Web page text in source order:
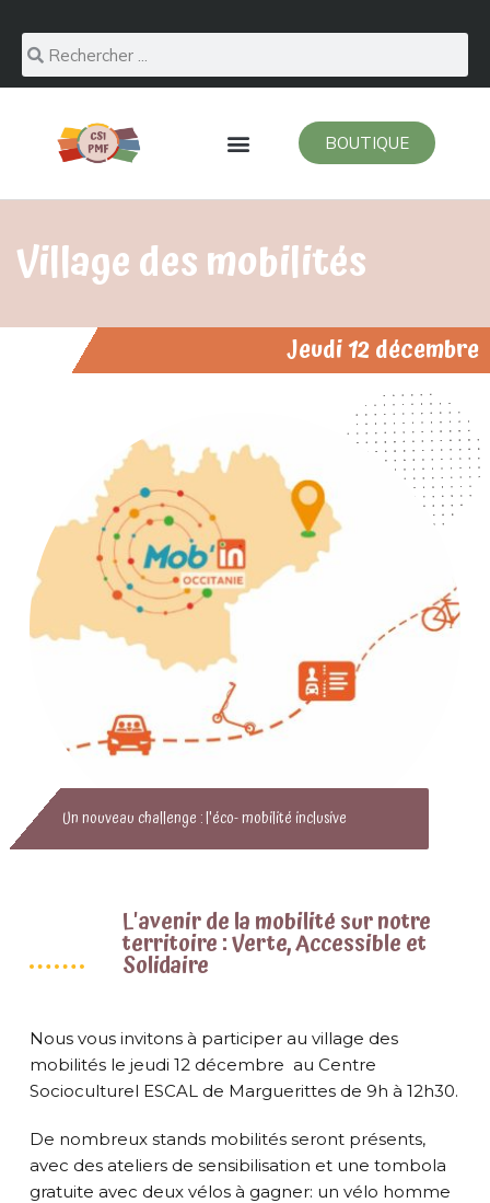
BOUTIQUE
Village des mobilités
Jeudi 12 décembre
Un nouveau challenge : l'éco- mobilité inclusive
L'avenir de la mobilité sur notre
territoire : Verte, Accessible et
Solidaire
Nous vous invitons à participer au village des
mobilités le jeudi 12 décembre au Centre
Socioculturel ESCAL de Marguerittes de 9h à 12h30.
De nombreux stands mobilités seront présents,
avec des ateliers de sensibilisation et une tombola
gratuite avec deux vélos à gagner: un vélo homme